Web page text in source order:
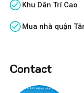
Khu Dân Trí Cao
Mua nhà quận
Contact